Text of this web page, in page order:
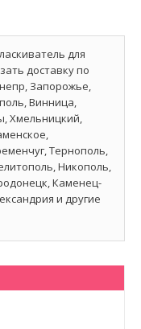
для
доставку по
Запорожье,
Винница,
Хмельницкий,
Тернополь,
Никополь,
Каменец-
и другие